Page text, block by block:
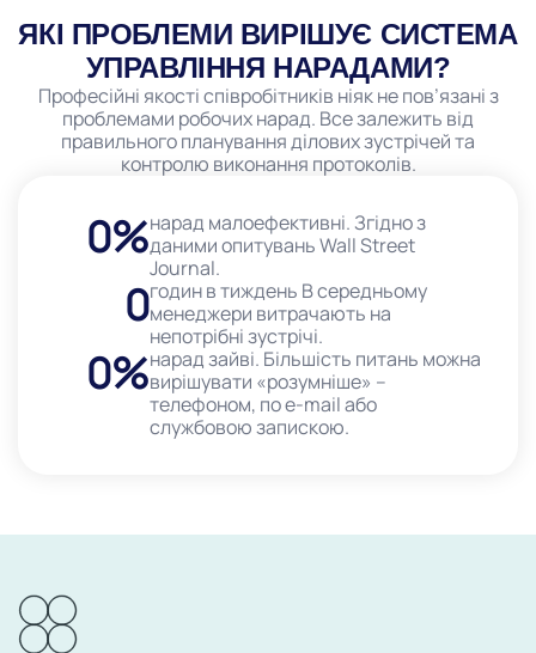
ЯКІ ПРОБЛЕМИ ВИРІШУЄ СИСТЕМА
УПРАВЛІННЯ НАРАДАМИ?
Професійні якості співробітників ніяк не пов’язані з
проблемами робочих нарад. Все залежить від
правильного планування ділових зустрічей та
контролю виконання протоколів.
0%нарад малоефективні. Згідно з
даними опитувань Wall Street
Journal.
0годин в тиждень В середньому
менеджери витрачають на
непотрібні зустрічі.
0%нарад зайві. Більшість питань можна
вирішувати «розумніше» –
телефоном, по e-mail або
службовою запискою.